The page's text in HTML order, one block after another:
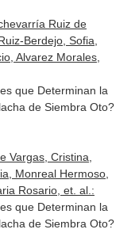
Ruiz de
Berdejo, Sofia,
Alvarez Morales,
que Determinan la
de Siembra Oto?
Vargas, Cristina,
Monreal Hermoso,
Rosario, et. al.:
que Determinan la
de Siembra Oto?